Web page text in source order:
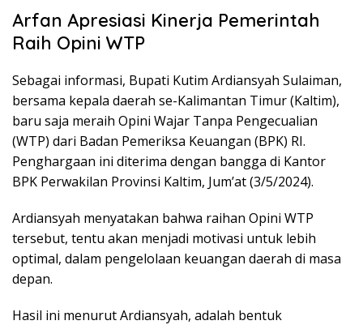
Arfan Apresiasi Kinerja Pemerintah
Raih Opini WTP
Sebagai informasi, Bupati Kutim Ardiansyah Sulaiman,
bersama kepala daerah se-Kalimantan Timur (Kaltim),
baru saja meraih Opini Wajar Tanpa Pengecualian
(WTP) dari Badan Pemeriksa Keuangan (BPK) RI.
Penghargaan ini diterima dengan bangga di Kantor
BPK Perwakilan Provinsi Kaltim, Jum’at (3/5/2024).
Ardiansyah menyatakan bahwa raihan Opini WTP
tersebut, tentu akan menjadi motivasi untuk lebih
optimal, dalam pengelolaan keuangan daerah di masa
depan.
Hasil ini menurut Ardiansyah, adalah bentuk